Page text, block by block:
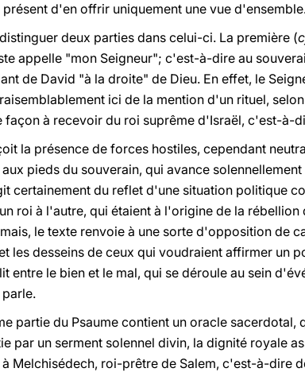
d'en offrir uniquement une vue
deux parties dans celui-ci. La première (
appelle "mon Seigneur"; c'est-à-dire au
de David "à la droite" de Dieu. En effet, le
ici de la mention d'un rituel,
à recevoir du roi suprême d'Israël, c'est-à-
la présence de forces hostiles, cependant
pieds du souverain, qui avance
certainement du reflet d'une situation politique
roi à l'autre, qui étaient à l'origine de la
le texte renvoie à une sorte d'opposition de
les desseins de ceux qui voudraient affirmer un
entre le bien et le mal, qui se déroule au sein
partie du Psaume contient un oracle
par un serment solennel divin, la dignité royale
Melchisédech, roi-prêtre de Salem, c'est-à-dire